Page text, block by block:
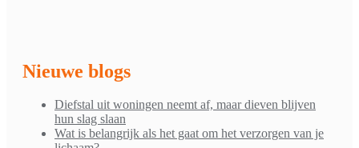
Nieuwe blogs
Diefstal uit woningen neemt af, maar dieven blijven
hun slag slaan
Wat is belangrijk als het gaat om het verzorgen van je